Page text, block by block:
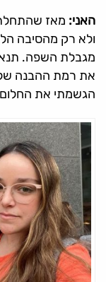
האני: מאז
ולא רק מהסיבה
מגבלת השפה. תנאי
את רמת ההבנה שלי
הגשמתי את